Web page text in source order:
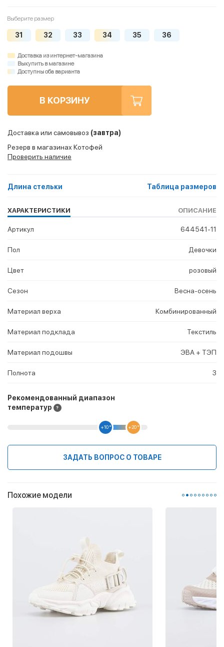
Выберите размер
31 32 33 34 35 36
Доставка из интернет-магазина
Выкупить в магазине
Доступны оба варианта
В КОРЗИНУ
Доставка или самовывоз (завтра)
Резерв в магазинах Котофей
Проверить наличие
Длина стельки Таблица размеров
ХАРАКТЕРИСТИКИ ОПИСАНИЕ
Артикул 644541-11
Пол Девочки
Цвет розовый
Сезон Весна-осень
Материал верха Комбинированный
Материал подклада Текстиль
Материал подошвы ЭВА + ТЭП
Полнота 3
Рекомендованный диапазон
температур
+10 ° +20 °
ЗАДАТЬ ВОПРОС О ТОВАРЕ
Похожие модели